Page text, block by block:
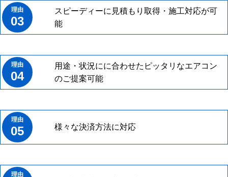
03
スピーディーに見積もり取得・施工対応が可
能
04
用途・状況にに合わせたピッタリなエアコン
のご提案可能
05 様々な決済方法に対応